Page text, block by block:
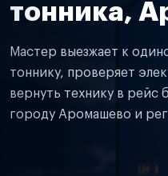
тонника,
Мастер выезжает к
тоннику, проверяет
вернуть технику в рейс
городу Аромашево и